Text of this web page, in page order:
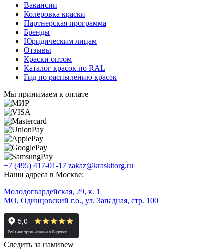
Вакансии
Колеровка краски
Партнерская программа
Бренды
Юридическим лицам
Отзывы
Краски оптом
Каталог красок по RAL
Гид по распылению красок
Мы принимаем к оплате
+7 (495) 417-01-17 zakaz@kraskitorg.ru
Наши адреса в Москве:
Молодогвардейская, 29, к. 1
МО, Одинцовский г.о., ул. Западная, стр. 100
Следить за намиnew